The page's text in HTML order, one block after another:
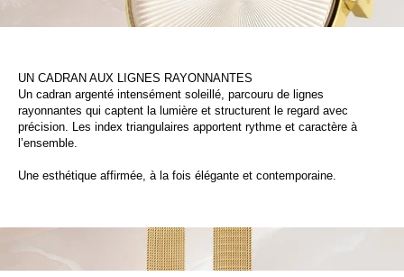
UN CADRAN AUX LIGNES RAYONNANTES
Un cadran argenté intensément soleillé, parcouru de lignes
rayonnantes qui captent la lumière et structurent le regard avec
précision. Les index triangulaires apportent rythme et caractère à
l’ensemble.
Une esthétique affirmée, à la fois élégante et contemporaine.